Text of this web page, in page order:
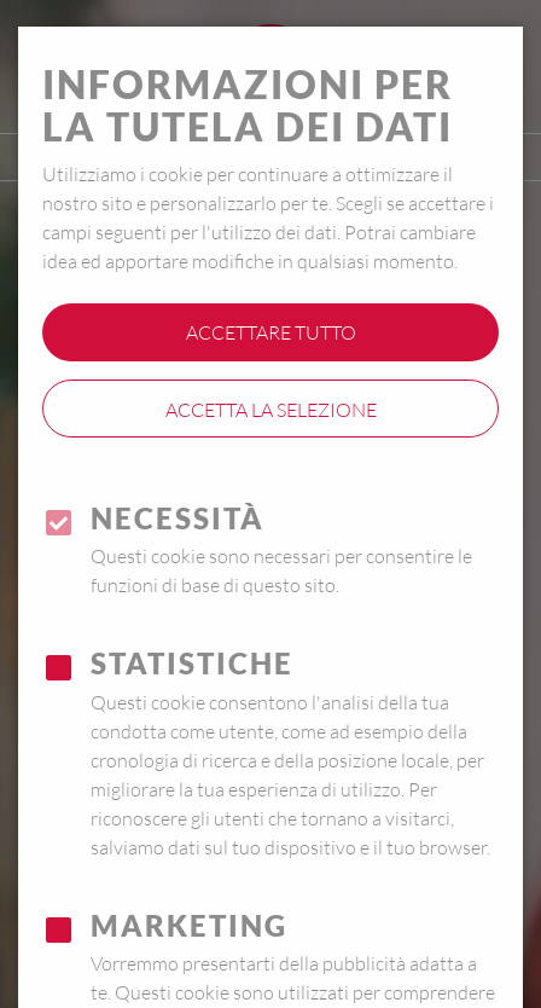
IT
INFORMAZIONI PER
LA TUTELA DEI DATI
Utilizziamo i cookie per continuare a ottimizzare il
nostro sito e personalizzarlo per te. Scegli se accettare i
campi seguenti per l'utilizzo dei dati. Potrai cambiare
idea ed apportare modifiche in qualsiasi momento.
ACCETTARE TUTTO
ACCETTA LA SELEZIONE
NECESSITÀ
Questi cookie sono necessari per consentire le
funzioni di base di questo sito.
STATISTICHE
Questi cookie consentono l'analisi della tua
condotta come utente, come ad esempio della
cronologia di ricerca e della posizione locale, per
migliorare la tua esperienza di utilizzo. Per
riconoscere gli utenti che tornano a visitarci,
salviamo dati sul tuo dispositivo e il tuo browser.
MARKETING
Vorremmo presentarti della pubblicità adatta a
te. Questi cookie sono utilizzati per comprendere